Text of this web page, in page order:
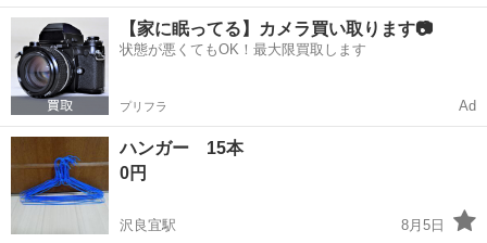
んが、使う予定がなくなったので1つ300円でお譲りします。 サイズ
108〜110cm ✕ 150cm まとめてご購入下さる場合は、お値段のご相...
大阪 茨木市 茨木駅 その他
【家に眠ってる】カメラ買い取ります📷
状態が悪くてもOK！最大限買取します
プリフラ Ad
ハンガー 15本
0円
沢良宜駅
8月5日